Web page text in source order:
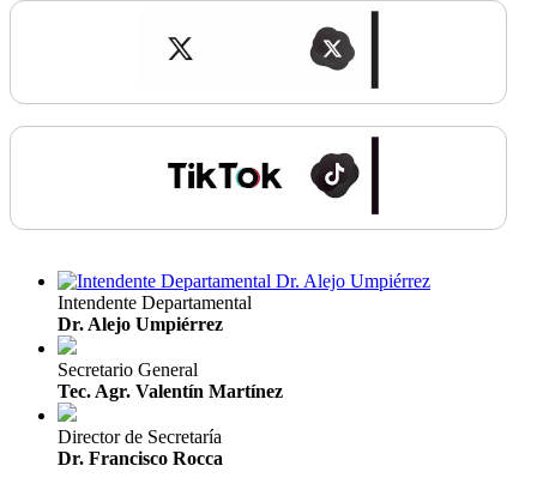
Intendente Departamental
Dr. Alejo Umpiérrez
Secretario General
Tec. Agr. Valentín Martínez
Director de Secretaría
Dr. Francisco Rocca